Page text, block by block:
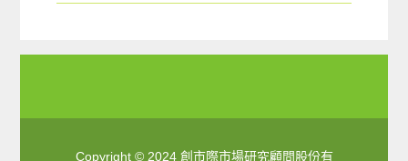
Copyright © 2024 創市際市場研究顧問股份有